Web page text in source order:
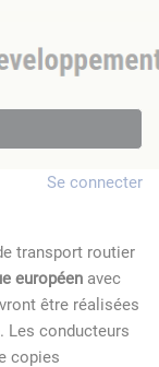
Se connecter
transport routier
européen avec
être réalisées
Les conducteurs
copies